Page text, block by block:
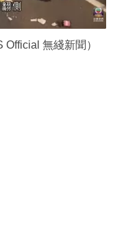
Official 無綫新聞）